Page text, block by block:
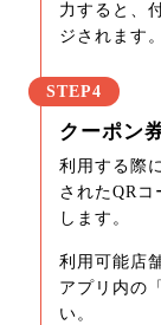
力すると、
ジされます。
STEP4
クーポン
利用する際
されたQR
します。
利用可能店
アプリ内の
い。